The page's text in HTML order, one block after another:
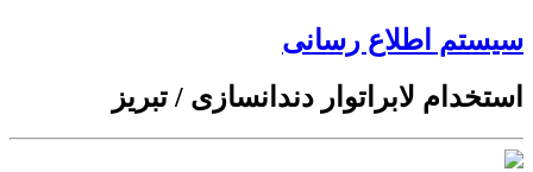
سیستم اطلاع رسانی
استخدام لابراتوار دندانسازی / تبریز